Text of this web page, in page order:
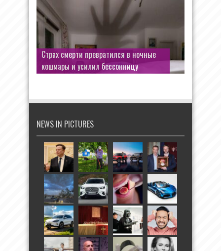
Страх смерти превратился в ночные
кошмары и усилил бессонницу
NEWS IN PICTURES